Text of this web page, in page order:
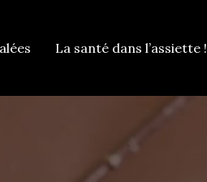
La santé dans l’assiette !